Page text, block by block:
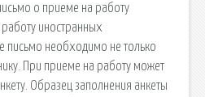
о приеме на работу
иностранных
письмо необходимо не только
При приеме на работу может
Образец заполнения анкеты